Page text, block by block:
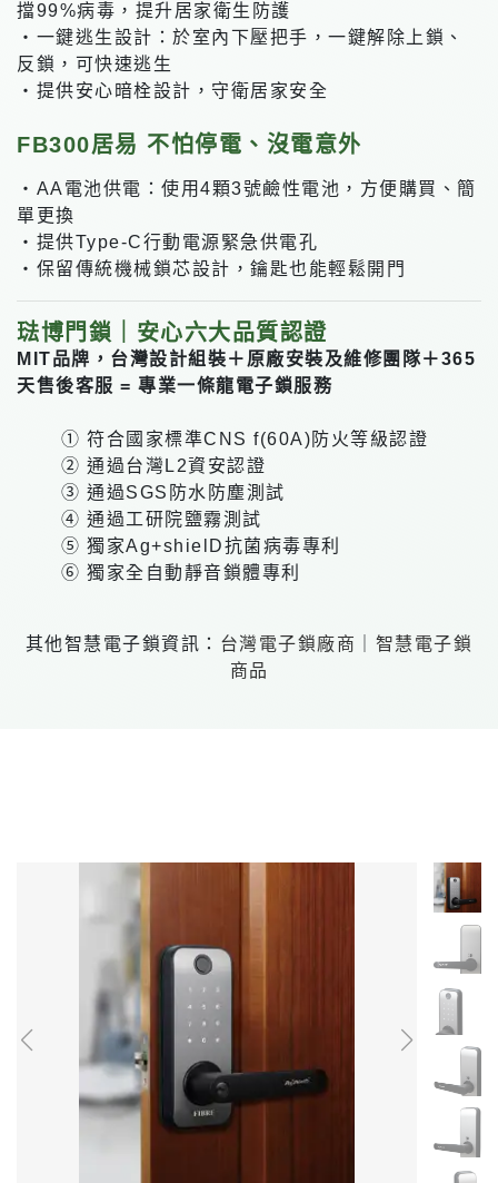
擋99%病毒，提升居家衛生防護
・一鍵逃生設計：於室內下壓把手，一鍵解除上鎖、
反鎖，可快速逃生
・提供安心暗栓設計，守衛居家安全
FB300居易 不怕停電、沒電意外
・AA電池供電：使用4顆3號鹼性電池，方便購買、簡
單更換
・提供Type-C行動電源緊急供電孔
・保留傳統機械鎖芯設計，鑰匙也能輕鬆開門
琺博門鎖｜安心六大品質認證
MIT品牌，台灣設計組裝＋原廠安裝及維修團隊＋365
天售後客服 = 專業一條龍電子鎖服務
① 符合國家標準CNS f(60A)防火等級認證
② 通過台灣L2資安認證
③ 通過SGS防水防塵測試
④ 通過工研院鹽霧測試
⑤ 獨家Ag+shielD抗菌病毒專利
⑥ 獨家全自動靜音鎖體專利
其他智慧電子鎖資訊： 台灣電子鎖廠商
智慧電子鎖
商品